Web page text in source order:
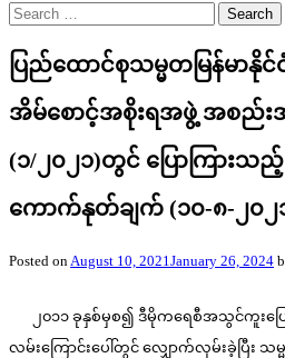
Search
for:
ပြည်ထောင်စုသမ္မတမြန်မာနို
အိမ်စောင့်အစိုးရအဖွဲ့ အစည်း
(၁/၂၀၂၁)တွင် ပြောကြားသ
ကောက်နုတ်ချက် (၁၀-၈-၂၀၂
Posted onAugust 10, 2021January 26, 2024
၂၀၁၁ ခုနှစ်မှစ၍ ဒီမိုကရေစီအသွင်ကူးပြေ
လမ်းကြောင်းပေါ်တွင် လျှောက်လှမ်းခဲ့ပြီး